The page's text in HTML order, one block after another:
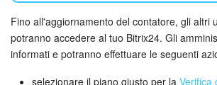
Generatore BI
Fino all'aggiornamento del contatore, gli altri
potranno accedere al tuo Bitrix24. Gli
informati e potranno effettuare le seguenti
selezionare il piano giusto per la Verifica